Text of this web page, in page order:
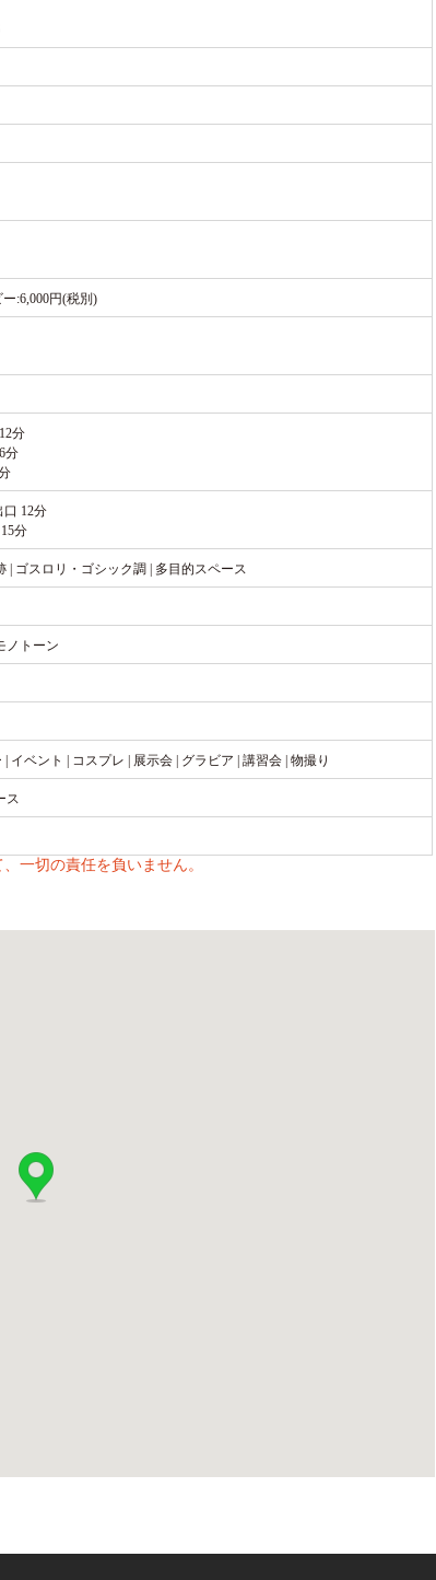
:6,000円(税別)
分
分
12分
分
| ゴスロリ・ゴシック調 | 多目的スペース
ノトーン
イベント | コスプレ | 展示会 | グラビア | 講習会 | 物撮り
ス
一切の責任を負いません。